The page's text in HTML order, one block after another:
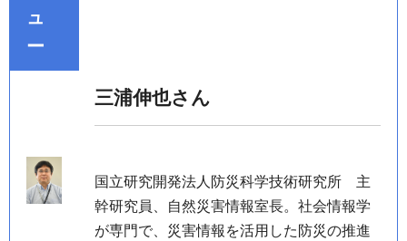
ュ
ー
三浦伸也さん
国立研究開発法人防災科学技術研究所
主
幹研究員
、自然災害情報室長。社会情報学
が専門で、災害情報を活用した防災の推進